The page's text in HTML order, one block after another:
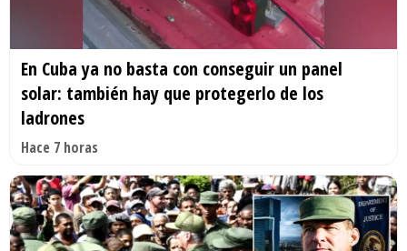
En Cuba ya no basta con conseguir un panel
solar: también hay que protegerlo de los
ladrones
Hace 7 horas